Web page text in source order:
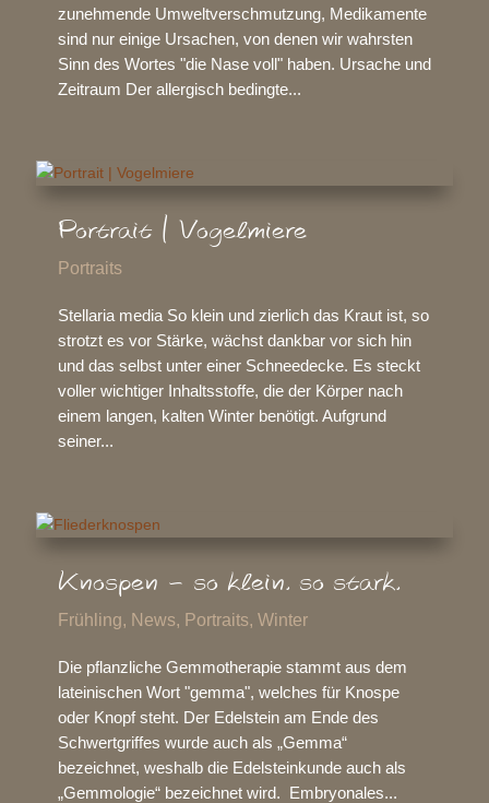
zunehmende Umweltverschmutzung, Medikamente
sind nur einige Ursachen, von denen wir wahrsten
Sinn des Wortes "die Nase voll" haben. Ursache und
Zeitraum Der allergisch bedingte...
Portrait | Vogelmiere
Portraits
Stellaria media So klein und zierlich das Kraut ist, so
strotzt es vor Stärke, wächst dankbar vor sich hin
und das selbst unter einer Schneedecke. Es steckt
voller wichtiger Inhaltsstoffe, die der Körper nach
einem langen, kalten Winter benötigt. Aufgrund
seiner...
Knospen – so klein. so stark.
Frühling, News, Portraits, Winter
Die pflanzliche Gemmotherapie stammt aus dem
lateinischen Wort "gemma", welches für Knospe
oder Knopf steht. Der Edelstein am Ende des
Schwertgriffes wurde auch als „Gemma“
bezeichnet, weshalb die Edelsteinkunde auch als
„Gemmologie“ bezeichnet wird. Embryonales...